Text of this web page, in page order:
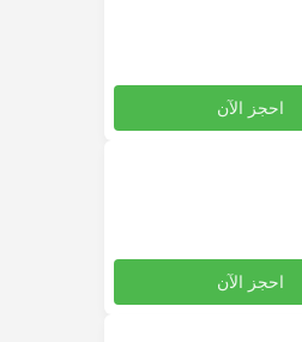
احجز الآن
احجز الآن